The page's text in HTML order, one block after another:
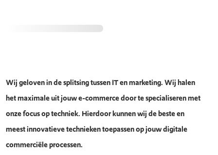
Wij geloven in de splitsing tussen IT en marketing. Wij halen
het maximale uit jouw e-commerce door te specialiseren met
onze focus op techniek. Hierdoor kunnen wij de beste en
meest innovatieve technieken toepassen op jouw digitale
commerciële processen.